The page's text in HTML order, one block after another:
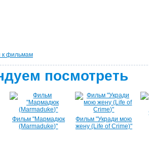
к фильмам
посмотреть
Фильм "Мармадюк
(Marmaduke)"
Фильм "Укради мою
жену (Life of Crime)"